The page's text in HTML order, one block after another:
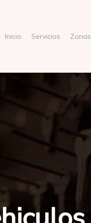
Inicio Servicios Zonas